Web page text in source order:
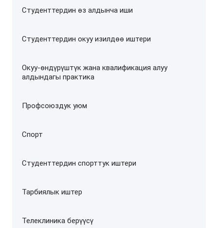
Студенттердин өз алдынча иши
Студенттердин окуу изилдөө иштери
Окуу-өндүрүштүк жана квалификация алуу
алдындагы практика
Профсоюздук уюм
Спорт
Студенттердин спорттук иштери
Тарбиялык иштер
Телеклиника берүүсү